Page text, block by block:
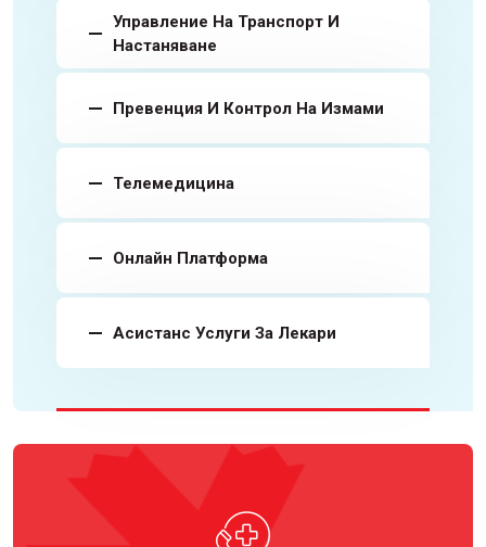
Управление На Транспорт И
Настаняване
Превенция И Контрол На Измами
Телемедицина
Онлайн Платформа
Асистанс Услуги За Лекари